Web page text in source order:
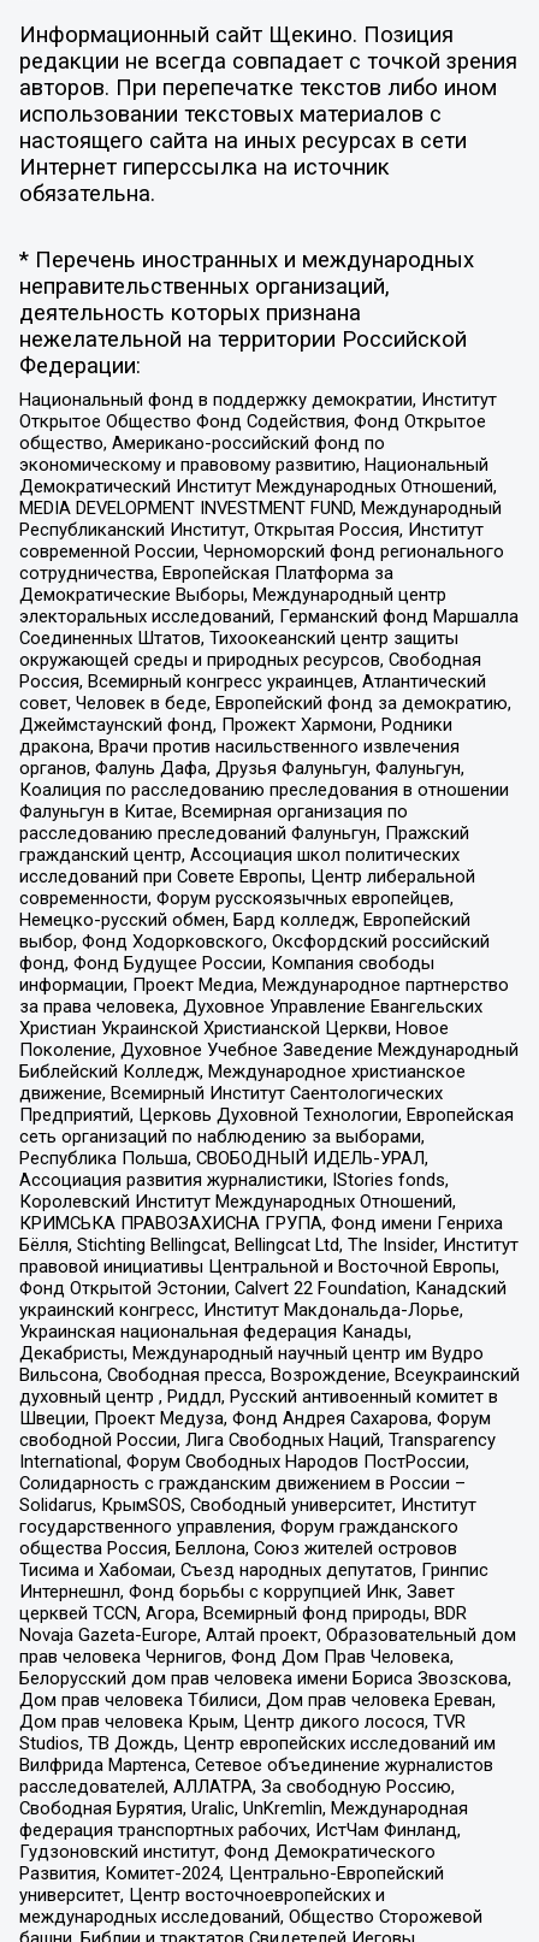
Информационный сайт Щекино. Позиция
редакции не всегда совпадает с точкой зрения
авторов. При перепечатке текстов либо ином
использовании текстовых материалов с
настоящего сайта на иных ресурсах в сети
Интернет гиперссылка на источник
обязательна.
* Перечень иностранных и международных
неправительственных организаций,
деятельность которых признана
нежелательной на территории Российской
Федерации:
Национальный фонд в поддержку демократии, Институт
Открытое Общество Фонд Содействия, Фонд Открытое
общество, Американо-российский фонд по
экономическому и правовому развитию, Национальный
Демократический Институт Международных Отношений,
MEDIA DEVELOPMENT INVESTMENT FUND, Международный
Республиканский Институт, Открытая Россия, Институт
современной России, Черноморский фонд регионального
сотрудничества, Европейская Платформа за
Демократические Выборы, Международный центр
электоральных исследований, Германский фонд Маршалла
Соединенных Штатов, Тихоокеанский центр защиты
окружающей среды и природных ресурсов, Свободная
Россия, Всемирный конгресс украинцев, Атлантический
совет, Человек в беде, Европейский фонд за демократию,
Джеймстаунский фонд, Прожект Хармони, Родники
дракона, Врачи против насильственного извлечения
органов, Фалунь Дафа, Друзья Фалуньгун, Фалуньгун,
Коалиция по расследованию преследования в отношении
Фалуньгун в Китае, Всемирная организация по
расследованию преследований Фалуньгун, Пражский
гражданский центр, Ассоциация школ политических
исследований при Совете Европы, Центр либеральной
современности, Форум русскоязычных европейцев,
Немецко-русский обмен, Бард колледж, Европейский
выбор, Фонд Ходорковского, Оксфордский российский
фонд, Фонд Будущее России, Компания свободы
информации, Проект Медиа, Международное партнерство
за права человека, Духовное Управление Евангельских
Христиан Украинской Христианской Церкви, Новое
Поколение, Духовное Учебное Заведение Международный
Библейский Колледж, Международное христианское
движение, Всемирный Институт Саентологических
Предприятий, Церковь Духовной Технологии, Европейская
сеть организаций по наблюдению за выборами,
Республика Польша, СВОБОДНЫЙ ИДЕЛЬ-УРАЛ,
Ассоциация развития журналистики, IStories fonds,
Королевский Институт Международных Отношений,
КРИМСЬКА ПРАВОЗАХИСНА ГРУПА, Фонд имени Генриха
Бёлля, Stichting Bellingcat, Bellingcat Ltd, The Insider, Институт
правовой инициативы Центральной и Восточной Европы,
Фонд Открытой Эстонии, Calvert 22 Foundation, Канадский
украинский конгресс, Институт Макдональда-Лорье,
Украинская национальная федерация Канады,
Декабристы, Международный научный центр им Вудро
Вильсона, Свободная пресса, Возрождение, Всеукраинский
духовный центр , Риддл, Русский антивоенный комитет в
Швеции, Проект Медуза, Фонд Андрея Сахарова, Форум
свободной России, Лига Свободных Наций, Transparеncy
International, Форум Свободных Народов ПостРоссии,
Солидарность с гражданским движением в России –
Solidarus, КрымSOS, Свободный университет, Институт
государственного управления, Форум гражданского
общества Россия, Беллона, Союз жителей островов
Тисима и Хабомаи, Съезд народных депутатов, Гринпис
Интернешнл, Фонд борьбы с коррупцией Инк, Завет
церквей TCCN, Агора, Всемирный фонд природы, BDR
Novaja Gazeta-Europe, Алтай проект, Образовательный дом
прав человека Чернигов, Фонд Дом Прав Человека,
Белорусский дом прав человека имени Бориса Звозскова,
Дом прав человека Тбилиси, Дом прав человека Ереван,
Дом прав человека Крым, Центр дикого лосося, TVR
Studios, ТВ Дождь, Центр европейских исследований им
Вилфрида Мартенса, Сетевое объединение журналистов
расследователей, АЛЛАТРА, За свободную Россию,
Свободная Бурятия, Uralic, UnKremlin, Международная
федерация транспортных рабочих, ИстЧам Финланд,
Гудзоновский институт, Фонд Демократического
Развития, Комитет-2024, Центрально-Европейский
университет, Центр восточноевропейских и
международных исследований, Общество Сторожевой